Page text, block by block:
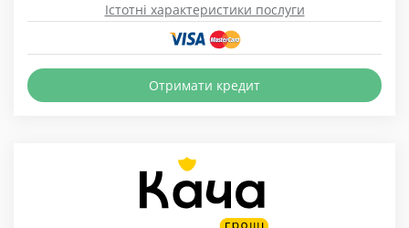
Істотні характеристики послуги
Отримати кредит